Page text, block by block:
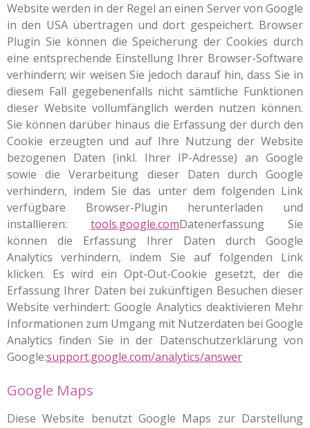
Website werden in der Regel an einen Server von Google
in den USA übertragen und dort gespeichert. Browser
Plugin Sie können die Speicherung der Cookies durch
eine entsprechende Einstellung Ihrer Browser-Software
verhindern; wir weisen Sie jedoch darauf hin, dass Sie in
diesem Fall gegebenenfalls nicht sämtliche Funktionen
dieser Website vollumfänglich werden nutzen können.
Sie können darüber hinaus die Erfassung der durch den
Cookie erzeugten und auf Ihre Nutzung der Website
bezogenen Daten (inkl. Ihrer IP-Adresse) an Google
sowie die Verarbeitung dieser Daten durch Google
verhindern, indem Sie das unter dem folgenden Link
verfügbare Browser-Plugin herunterladen und
installieren: tools.google.comDatenerfassung Sie
können die Erfassung Ihrer Daten durch Google
Analytics verhindern, indem Sie auf folgenden Link
klicken. Es wird ein Opt-Out-Cookie gesetzt, der die
Erfassung Ihrer Daten bei zukünftigen Besuchen dieser
Website verhindert: Google Analytics deaktivieren Mehr
Informationen zum Umgang mit Nutzerdaten bei Google
Analytics finden Sie in der Datenschutzerklärung von
Google:support.google.com/analytics/answer
Google Maps
Diese Website benutzt Google Maps zur Darstellung